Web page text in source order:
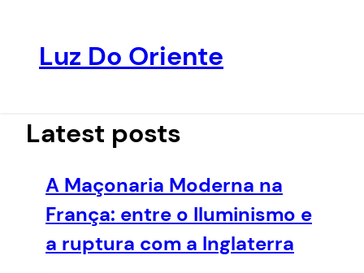
conteúdo
Luz Do Oriente
Latest posts
A Maçonaria Moderna na
França: entre o Iluminismo e
a ruptura com a Inglaterra